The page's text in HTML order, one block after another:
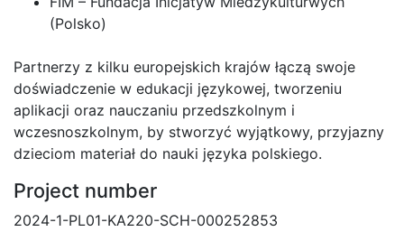
(Polsko)
Partnerzy z kilku europejskich krajów łączą swoje
doświadczenie w edukacji językowej, tworzeniu
aplikacji oraz nauczaniu przedszkolnym i
wczesnoszkolnym, by stworzyć wyjątkowy, przyjazny
dzieciom materiał do nauki języka polskiego.
Project number
2024-1-PL01-KA220-SCH-000252853